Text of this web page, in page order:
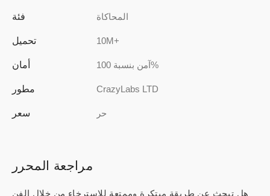
فئة المحاكاة
تحميل 10M+
أمان آمن بنسبة 100%
مطور CrazyLabs LTD
سعر حر
مراجعة المحرر
هل تبحث عن طريقة مبتكرة وممتعة للاسترخاء من خلال الفن